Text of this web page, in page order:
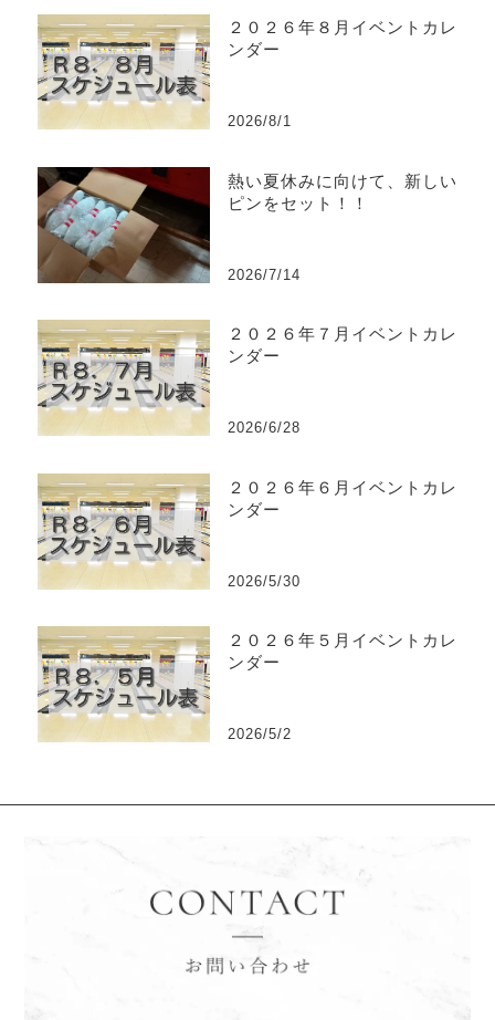
２０２６年８月イベントカレ
ンダー
2026/8/1
熱い夏休みに向けて、新しい
ピンをセット！！
2026/7/14
２０２６年７月イベントカレ
ンダー
2026/6/28
２０２６年６月イベントカレ
ンダー
2026/5/30
２０２６年５月イベントカレ
ンダー
2026/5/2